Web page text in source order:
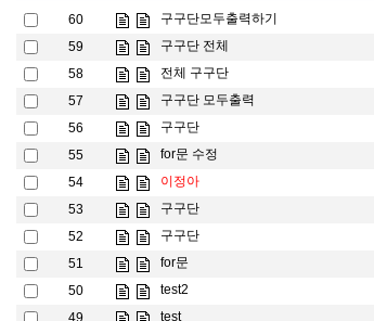
60 구구단모두출력하기
59
구구단 전체
58
전체 구구단
57
구구단 모두출력
56
구구단
55
for문 수정
54
이정아
53
구구단
52
구구단
51
for문
50
test2
49
test